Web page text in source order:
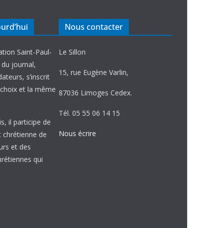
Saint-Paul-
journal,
s’inscrit
et la même
il participe de
chrétienne de
et des
qui
Nous contacter
Le Sillon
15, rue Eugène Varlin,
87036 Limoges Cedex.
Tél. 05 55 06 14 15
Nous écrire